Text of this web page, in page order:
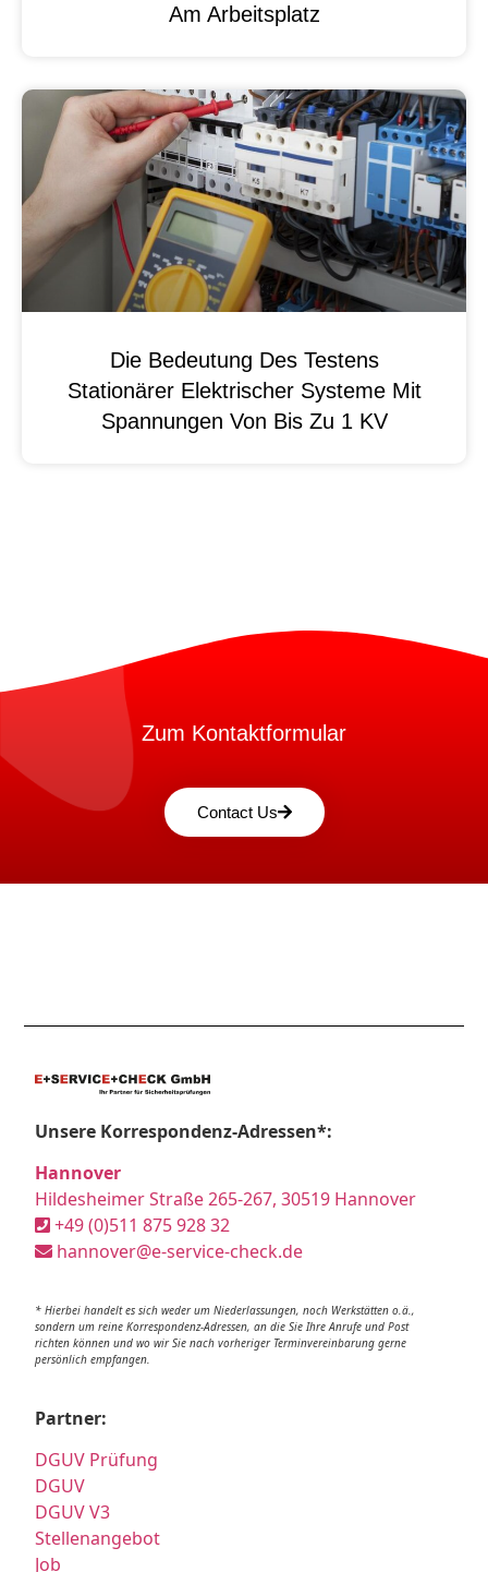
Am Arbeitsplatz
Die Bedeutung Des Testens
Stationärer Elektrischer Systeme Mit
Spannungen Von Bis Zu 1 KV
Zum Kontaktformular
Contact Us
Unsere Korrespondenz-Adressen*:
Hannover
Hildesheimer Straße 265-267, 30519 Hannover
+49 (0)511 875 928 32
hannover@e-service-check.de
* Hierbei handelt es sich weder um Niederlassungen, noch Werkstätten o.ä.,
sondern um reine Korrespondenz-Adressen, an die Sie Ihre Anrufe und Post
richten können und wo wir Sie nach vorheriger Terminvereinbarung gerne
persönlich empfangen.
Partner:
DGUV Prüfung
DGUV
DGUV V3
Stellenangebot
Job